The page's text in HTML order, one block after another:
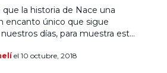
la historia de Nace una
encanto único que sigue
días, para muestra está
como director al
el 10 octubre, 2018